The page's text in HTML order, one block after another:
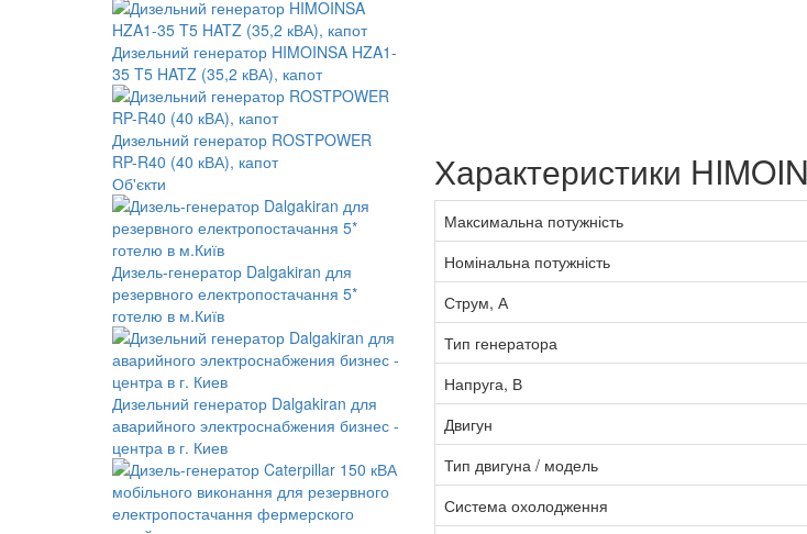
Дизельний генератор HIMOINSA HZA1-
35 T5 HATZ (35,2 кВА), капот
Дизельний генератор ROSTPOWER
RP-R40 (40 кВА), капот
Об'єкти
Дизель-генератор Dalgakiran для
резервного електропостачання 5*
готелю в м.Київ
Дизельний генератор Dalgakiran для
аварийного электроснабжения бизнес -
центра в г. Киев
Характеристики
Максимальна потужність
Номінальна потужність
Струм, А
Тип генератора
Напруга, В
Двигун
Тип двигуна / модель
Система охолодження